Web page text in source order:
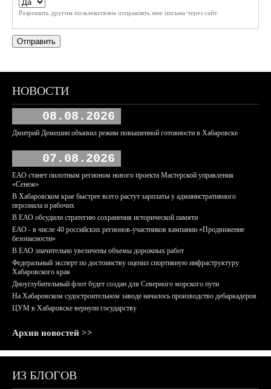
Разрешить другим пользоватялем отправлять мне письма через сайт
НОВОСТИ
08.08.2026
Дмитрий Демешин объявил режим повышенной готовности в Хабаровске
07.08.2026
ЕАО станет пилотным регионом нового проекта Мастерской управления
«Сенеж»
В Хабаровском крае быстрее всего растут зарплаты у административного
персонала и рабочих
В ЕАО обсудили стратегию сохранения исторической памяти
ЕАО - в числе 40 российских регионов-участников кампании «Продвижение
безопасности»
В ЕАО значительно увеличены объемы дорожных работ
Федеральный эксперт по достоинству оценил спортивную инфраструктуру
Хабаровского края
Дноуглубительный флот будет создан для Северного морского пути
На Хабаровском судостроительном заводе началось производство дебаркадеров
ЦУМ в Хабаровске вернули государству
Архив новостей >>
ИЗ БЛОГОВ